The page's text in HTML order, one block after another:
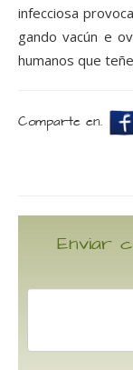
infecciosa
gando vacún e
humanos que
Comparte en.
Enviar